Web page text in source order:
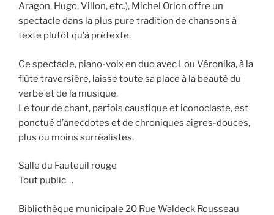
Aragon, Hugo, Villon, etc.), Michel Orion offre un
spectacle dans la plus pure tradition de chansons à
texte plutôt qu’à prétexte.
Ce spectacle, piano-voix en duo avec Lou Véronika, à la
flûte traversière, laisse toute sa place à la beauté du
verbe et de la musique.
Le tour de chant, parfois caustique et iconoclaste, est
ponctué d’anecdotes et de chroniques aigres-douces,
plus ou moins surréalistes.
Salle du Fauteuil rouge
Tout public .
Bibliothèque municipale 20 Rue Waldeck Rousseau